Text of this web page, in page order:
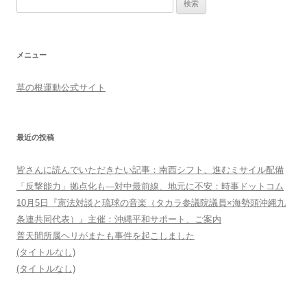
メニュー
草の根運動公式サイト
最近の投稿
皆さんに読んでいただきたい記事：南西シフト、進むミサイル配備
「反撃能力」拠点化も―対中最前線、地元に不安：時事ドットコム
10月5日『憲法対談と琉球の音楽（タカラ参議院議員×海勢頭沖縄九
条連共同代表）』主催：沖縄平和サポート、ご案内
普天間所属ヘリがまたも事件を起こしました
(タイトルなし)
(タイトルなし)